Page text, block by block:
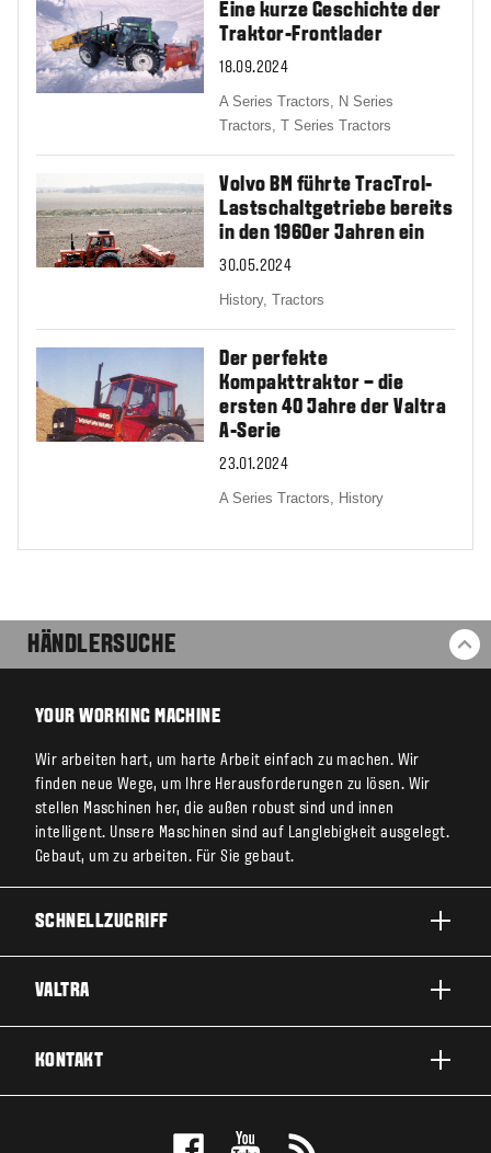
Eine kurze Geschichte der
Traktor-Frontlader
18.09.2024
A Series Tractors, N Series
Tractors,T Series Tractors
Volvo BM führte TracTrol-
Lastschaltgetriebe bereits
in den 1960er Jahren ein
30.05.2024
History,Tractors
Der perfekte
Kompakttraktor – die
ersten 40 Jahre der Valtra
A-Serie
23.01.2024
A Series Tractors, History
HÄNDLERSUCHE
YOUR WORKING MACHINE
Wir arbeiten hart, um harte Arbeit einfach zu machen. Wir
finden neue Wege, um Ihre Herausforderungen zu lösen. Wir
stellen Maschinen her, die außen robust sind und innen
intelligent. Unsere Maschinen sind auf Langlebigkeit ausgelegt.
Gebaut, um zu arbeiten. Für Sie gebaut.
SCHNELLZUGRIFF
SERVICE & REPARATUR
VALTRA
KONTAKT